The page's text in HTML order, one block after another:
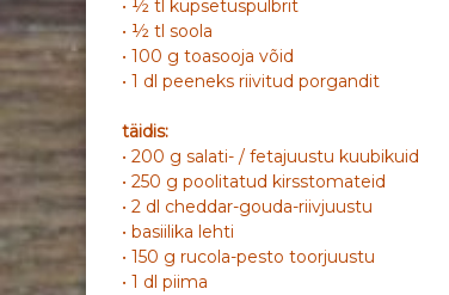
• ½ tl küpsetuspulbrit
• ½ tl soola
• 100 g toasooja võid
• 1 dl peeneks riivitud porgandit
täidis:
• 200 g salati- / fetajuustu kuubikuid
• 250 g poolitatud kirsstomateid
• 2 dl cheddar-gouda-riivjuustu
• basiilika lehti
• 150 g rucola-pesto toorjuustu
• 1 dl piima